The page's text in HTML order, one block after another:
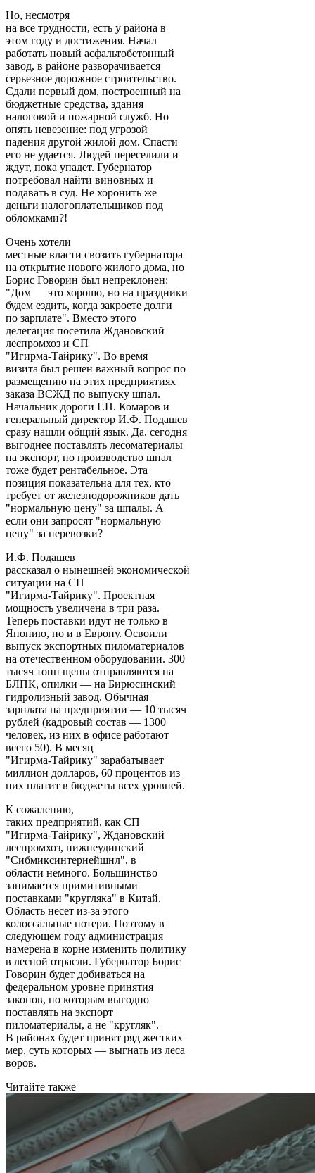
Но, несмотря
на все трудности, есть у района в
этом году и достижения. Начал
работать новый асфальтобетонный
завод, в районе разворачивается
серьезное дорожное строительство.
Сдали первый дом, построенный на
бюджетные средства, здания
налоговой и пожарной служб. Но
опять невезение: под угрозой
падения другой жилой дом. Спасти
его не удается. Людей переселили и
ждут, пока упадет. Губернатор
потребовал найти виновных и
подавать в суд. Не хоронить же
деньги налогоплательщиков под
обломками?!
Очень хотели
местные власти свозить губернатора
на открытие нового жилого дома, но
Борис Говорин был непреклонен:
"Дом — это хорошо, но на праздники
будем ездить, когда закроете долги
по зарплате". Вместо этого
делегация посетила Ждановский
леспромхоз и СП
"Игирма-Тайрику". Во время
визита был решен важный вопрос по
размещению на этих предприятиях
заказа ВСЖД по выпуску шпал.
Начальник дороги Г.П. Комаров и
генеральный директор И.Ф. Подашев
сразу нашли общий язык. Да, сегодня
выгоднее поставлять лесоматериалы
на экспорт, но производство шпал
тоже будет рентабельное. Эта
позиция показательна для тех, кто
требует от железнодорожников дать
"нормальную цену" за шпалы. А
если они запросят "нормальную
цену" за перевозки?
И.Ф. Подашев
рассказал о нынешней экономической
ситуации на СП
"Игирма-Тайрику". Проектная
мощность увеличена в три раза.
Теперь поставки идут не только в
Японию, но и в Европу. Освоили
выпуск экспортных пиломатериалов
на отечественном оборудовании. 300
тысяч тонн щепы отправляются на
БЛПК, опилки — на Бирюсинский
гидролизный завод. Обычная
зарплата на предприятии — 10 тысяч
рублей (кадровый состав — 1300
человек, из них в офисе работают
всего 50). В месяц
"Игирма-Тайрику" зарабатывает
миллион долларов, 60 процентов из
них платит в бюджеты всех уровней.
К сожалению,
таких предприятий, как СП
"Игирма-Тайрику", Ждановский
леспромхоз, нижнеудинский
"Сибмиксинтернейшнл", в
области немного. Большинство
занимается примитивными
поставками "кругляка" в Китай.
Область несет из-за этого
колоссальные потери. Поэтому в
следующем году администрация
намерена в корне изменить политику
в лесной отрасли. Губернатор Борис
Говорин будет добиваться на
федеральном уровне принятия
законов, по которым выгодно
поставлять на экспорт
пиломатериалы, а не "кругляк".
В районах будет принят ряд жестких
мер, суть которых — выгнать из леса
воров.
Читайте также